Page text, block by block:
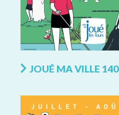
JOUÉ MA VILLE 140